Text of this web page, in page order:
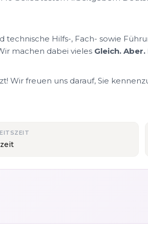
technische Hilfs-, Fach- sowie
machen dabei vieles Gleich.
Wir freuen uns darauf, Sie